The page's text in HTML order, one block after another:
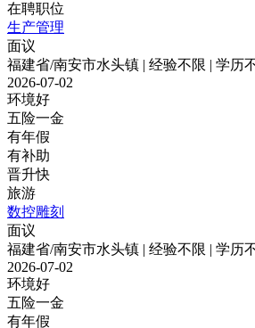
在聘职位
生产管理
面议
福建省/南安市水头镇 | 经验不限 | 学历
2026-07-02
环境好
五险一金
有年假
有补助
晋升快
旅游
数控雕刻
面议
福建省/南安市水头镇 | 经验不限 | 学历
2026-07-02
环境好
五险一金
有年假